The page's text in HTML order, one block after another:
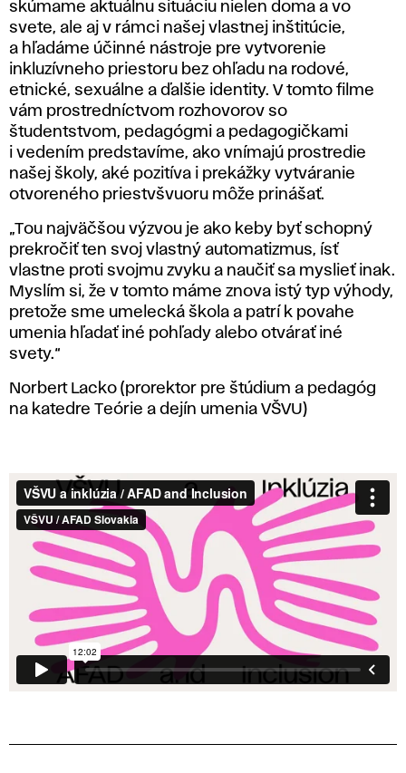
skúmame aktuálnu situáciu nielen doma a vo
svete, ale aj v rámci našej vlastnej inštitúcie,
a hľadáme účinné nástroje pre vytvorenie
inkluzívneho priestoru bez ohľadu na rodové,
etnické, sexuálne a ďalšie identity. V tomto filme
vám prostredníctvom rozhovorov so
študentstvom, pedagógmi a pedagogičkami
i vedením predstavíme, ako vnímajú prostredie
našej školy, aké pozitíva i prekážky vytváranie
otvoreného priestvšvuoru môže prinášať.
„Tou najväčšou výzvou je ako keby byť schopný
prekročiť ten svoj vlastný automatizmus, ísť
vlastne proti svojmu zvyku a naučiť sa myslieť inak.
Myslím si, že v tomto máme znova istý typ výhody,
pretože sme umelecká škola a patrí k povahe
umenia hľadať iné pohľady alebo otvárať iné
svety.“
Norbert Lacko (prorektor pre štúdium a pedagóg
na katedre Teórie a dejín umenia VŠVU)